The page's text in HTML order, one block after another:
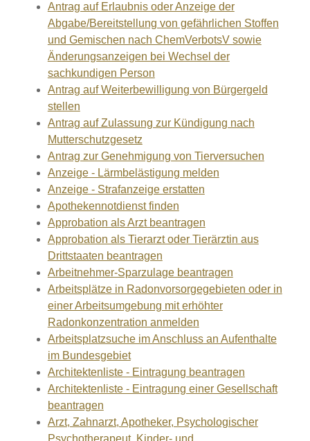
Antrag auf Erlaubnis oder Anzeige der
Abgabe/Bereitstellung von gefährlichen Stoffen
und Gemischen nach ChemVerbotsV sowie
Änderungsanzeigen bei Wechsel der
sachkundigen Person
Antrag auf Weiterbewilligung von Bürgergeld
stellen
Antrag auf Zulassung zur Kündigung nach
Mutterschutzgesetz
Antrag zur Genehmigung von Tierversuchen
Anzeige - Lärmbelästigung melden
Anzeige - Strafanzeige erstatten
Apothekennotdienst finden
Approbation als Arzt beantragen
Approbation als Tierarzt oder Tierärztin aus
Drittstaaten beantragen
Arbeitnehmer-Sparzulage beantragen
Arbeitsplätze in Radonvorsorgegebieten oder in
einer Arbeitsumgebung mit erhöhter
Radonkonzentration anmelden
Arbeitsplatzsuche im Anschluss an Aufenthalte
im Bundesgebiet
Architektenliste - Eintragung beantragen
Architektenliste - Eintragung einer Gesellschaft
beantragen
Arzt, Zahnarzt, Apotheker, Psychologischer
Psychotherapeut, Kinder- und